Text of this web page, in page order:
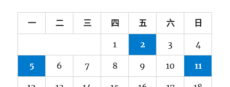
一 二 三 四 五 六 日
1 2 3 4
5 6 7 8 9 10 11